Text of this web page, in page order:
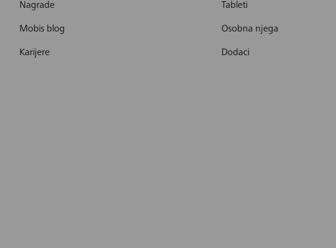
Nagrade
Mobis blog
Karijere
Tableti
Osobna njega
Dodaci